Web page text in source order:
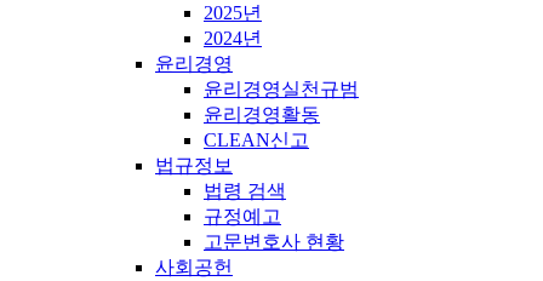
2025년
2024년
윤리경영
윤리경영실천규범
윤리경영활동
CLEAN신고
법규정보
법령 검색
규정예고
고문변호사 현황
사회공헌